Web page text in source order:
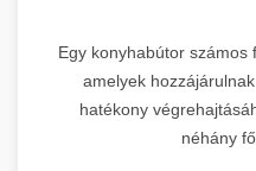
Egy konyhabútor számos
amelyek
hatékony
néhány